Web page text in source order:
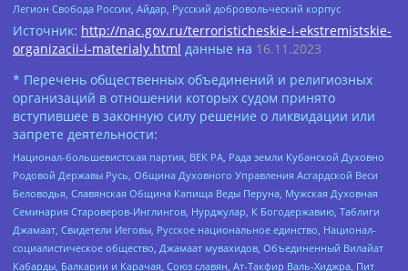
Легион Свобода России, Айдар, Русский добровольческий корпус
Источник: http://nac.gov.ru/terroristicheskie-i-ekstremistskie-
organizacii-i-materialy.html данные на 16.11.2023
* Перечень общественных объединений и религиозных
организаций в отношении которых судом принято
вступившее в законную силу решение о ликвидации или
запрете деятельности:
Национал-большевистская партия, ВЕК РА, Рада земли Кубанской Духовно
Родовой Державы Русь, Община Духовного Управления Асгардской Веси
Беловодья, Славянская Община Капища Веды Перуна, Мужская Духовная
Семинария Староверов-Инглингов, Нурджулар, К Богодержавию, Таблиги
Джамаат, Свидетели Иеговы, Русское национальное единство, Национал-
социалистическое общество, Джамаат мувахидов, Объединенный Вилайат
Кабарды, Балкарии и Карачая, Союз славян, Ат-Такфир Валь-Хиджра, Пит